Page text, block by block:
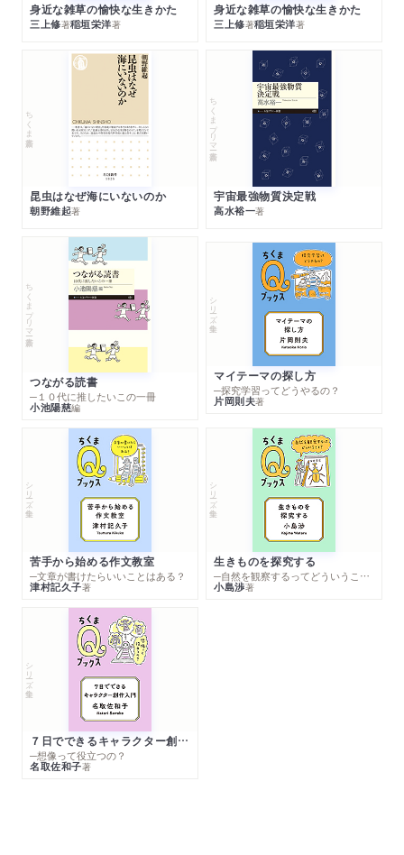
身近な雑草の愉快な生きかた
三上修著稲垣栄洋著
身近な雑草の愉快な生きかた
三上修著稲垣栄洋著
ちくま新書
昆虫はなぜ海にいないのか
朝野維起著
ちくまプリマー新書
宇宙最強物質決定戦
高水裕一著
ちくまプリマー新書
つながる読書
─１０代に推したいこの一冊
小池陽慈編
シリーズ・全集
マイテーマの探し方
─探究学習ってどうやるの？
片岡則夫著
シリーズ・全集
苦手から始める作文教室
─文章が書けたらいいことはある？
津村記久子著
シリーズ・全集
生きものを探究する
─自然を観察するってどういうこと？
小島渉著
シリーズ・全集
７日でできるキャラクター創作入門
─想像って役立つの？
名取佐和子著